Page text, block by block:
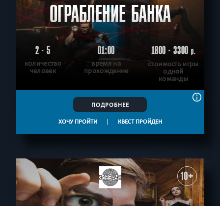
ОГРАБЛЕНИЕ БАНКА
2 - 5
количество
человек
01:00
время на
прохождение
1800 - 3300р.
стоимость игры
одной
команды
ПОДРОБНЕЕ
ХОЧУ ПРОЙТИ | КВЕСТ ПРОЙДЕН
10+